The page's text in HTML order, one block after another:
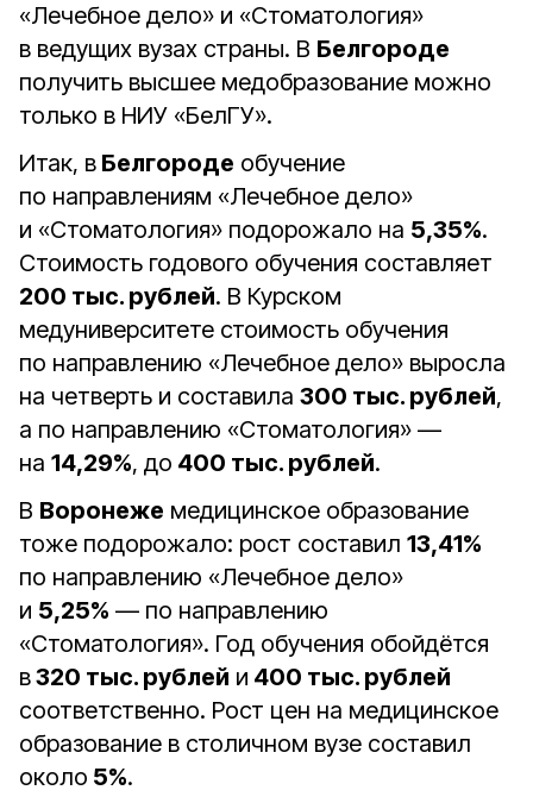
«Лечебное дело» и «Стоматология»
в ведущих вузах страны. В Белгороде
получить высшее медобразование можно
только в НИУ «БелГУ».
Итак, в Белгороде обучение
по направлениям «Лечебное дело»
и «Стоматология» подорожало на 5,35%.
Стоимость годового обучения составляет
200 тыс. рублей. В Курском
медуниверситете стоимость обучения
по направлению «Лечебное дело» выросла
на четверть и составила 300 тыс. рублей,
а по направлению «Стоматология» —
на 14,29%, до 400 тыс. рублей.
В Воронеже медицинское образование
тоже подорожало: рост составил 13,41%
по направлению «Лечебное дело»
и 5,25% — по направлению
«Стоматология». Год обучения обойдётся
в320 тыс. рублей и 400 тыс. рублей
соответственно. Рост цен на медицинское
образование в столичном вузе составил
около 5%.